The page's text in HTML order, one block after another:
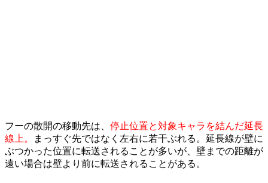
フーの散開の移動先は、 停止位置と対象キャラを結んだ延長
線上。
まっすぐ先ではなく左右に若干ぶれる。延長線が壁に
ぶつかった位置に転送されることが多いが、壁までの距離が
遠い場合は壁より前に転送されることがある。